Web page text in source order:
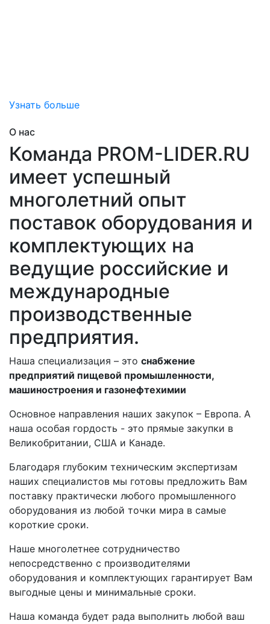
Узнать больше
О нас
Команда PROM-LIDER.RU
имеет успешный
многолетний опыт
поставок оборудования и
комплектующих на
ведущие российские и
международные
производственные
предприятия.
Наша специализация – это снабжение
предприятий пищевой промышленности,
машиностроения и газонефтехимии
Основное направления наших закупок – Европа. А
наша особая гордость - это прямые закупки в
Великобритании, США и Канаде.
Благодаря глубоким техническим экспертизам
наших специалистов мы готовы предложить Вам
поставку практически любого промышленного
оборудования из любой точки мира в самые
короткие сроки.
Наше многолетнее сотрудничество
непосредственно с производителями
оборудования и комплектующих гарантирует Вам
выгодные цены и минимальные сроки.
Наша команда будет рада выполнить любой ваш